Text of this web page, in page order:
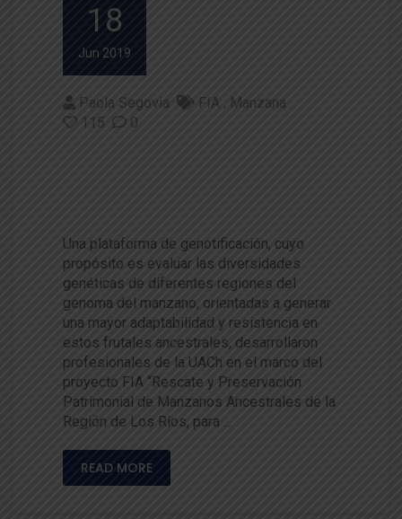
18
Jun 2019
Paola Segovia FIA
Manzana
115
0
Una plataforma de genotificación, cuyo
propósito es evaluar las diversidades
genéticas de diferentes regiones del
genoma del manzano, orientadas a generar
una mayor adaptabilidad y resistencia en
estos frutales ancestrales, desarrollaron
profesionales de la UACh en el marco del
proyecto FIA “Rescate y Preservación
Patrimonial de Manzanos Ancestrales de la
Región de Los Ríos, para …
READ MORE